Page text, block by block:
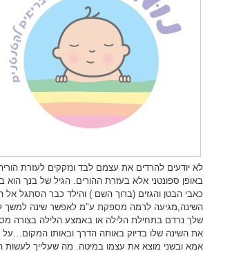
לא יודעים להרדים את עצמם לבד ונזקקים לעזרת
באופן ספונטני אלא בעזרת ההורים. הגיל של בנך
כאבי הבטן והגזים (ברוך השם ) והילד כבר הסתגל אל
השינה,מגיעה לרמה מספקת ע"מ לאפשר שינה למשך
שלך נרדם בתחילת הלילה או באמצע הלילה בצורה
את השינה שלו בדיוק באותה הדרך ובאותו
אמא ובשני מוצא את עצמו במיטה. מה שעלייך